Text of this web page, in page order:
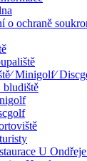
o ochraně
Minigolf⁄
bludiště
U